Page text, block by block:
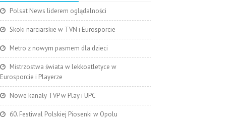
Polsat News liderem oglądalności
Skoki narciarskie w TVN i Eurosporcie
Metro z nowym pasmem dla dzieci
Mistrzostwa świata w lekkoatletyce w
Eurosporcie i Playerze
Nowe kanały TVP w Play i UPC
60. Festiwal Polskiej Piosenki w Opolu